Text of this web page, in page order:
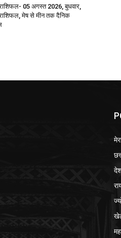
05 अगस्त 2026, बुधवार,
मेष से मीन तक दैनिक